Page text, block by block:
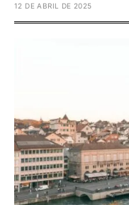
12 DE ABRIL DE 2025